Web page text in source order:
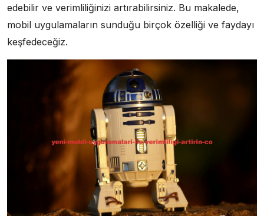
edebilir ve verimliliğinizi artırabilirsiniz. Bu makalede,
mobil uygulamaların sunduğu birçok özelliği ve faydayı
keşfedeceğiz.